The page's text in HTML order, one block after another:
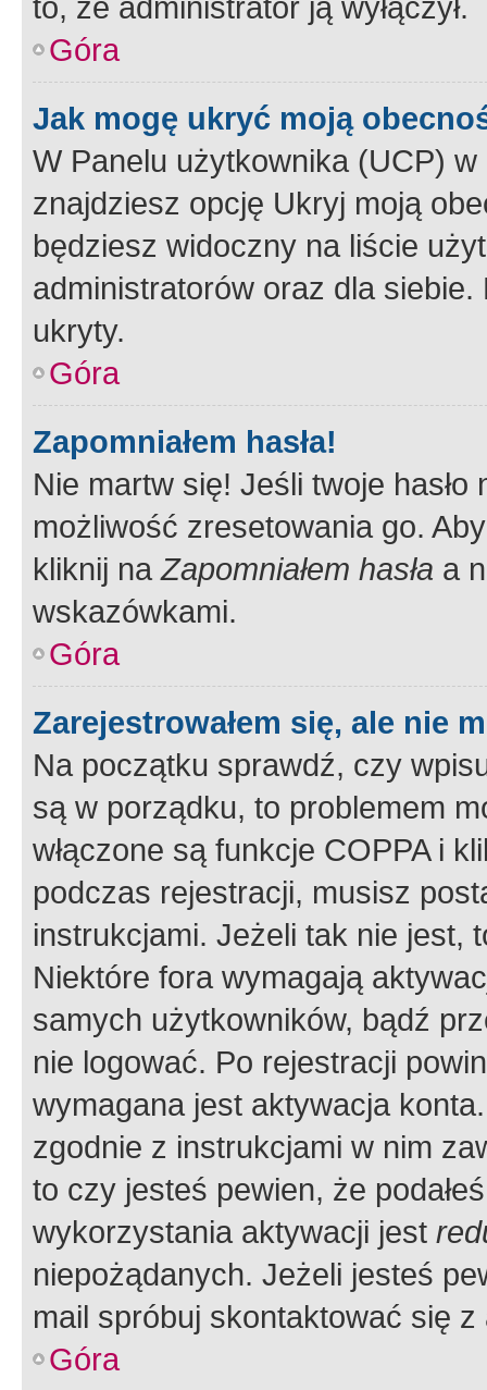
Góra
Jak mogę ukryć moją
W Panelu użytkownika (UCP) w
znajdziesz opcję Ukryj moją
będziesz widoczny na liście
administratorów oraz dla
ukryty.
Góra
Zapomniałem hasła!
Nie martw się! Jeśli twoje
możliwość zresetowania go.
kliknij naZapomniałem hasła a
wskazówkami.
Góra
Zarejestrowałem się, ale nie
Na początku sprawdź, czy
są w porządku, to problemem
włączone są funkcje COPPA i
podczas rejestracji, musisz
instrukcjami. Jeżeli tak nie jest,
Niektóre fora wymagają
samych użytkowników, bądź
nie logować. Po rejestracji
wymagana jest aktywacja
zgodnie z instrukcjami w nim
to czy jesteś pewien, że
wykorzystania aktywacji jest
niepożądanych. Jeżeli jesteś
mail spróbuj skontaktować się
Góra